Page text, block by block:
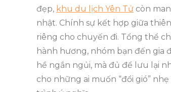
đẹp, khu du lịch Yên Tử còn
nhật. Chính sự kết hợp giữa
riêng cho chuyến đi. Tổng thể
hành hương, nhóm bạn đến gia
hề ngắn ngủi, mà đủ để lưu lại
cho những ai muốn “đổi gió”